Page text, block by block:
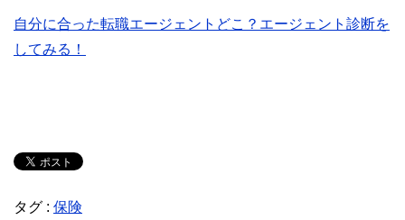
自分に合った転職エージェントどこ？エージェント診断を
してみる！
タグ : 保険